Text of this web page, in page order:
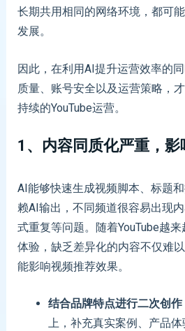
长期共用相同的网络环境，都可
发展。
因此，在利用AI提升运营效率的
质量、账号安全以及运营策略，
持续的YouTube运营。
1、内容同质化严重，
AI能够快速生成视频脚本、标题
赖AI输出，不同频道很容易出现
式重复等问题。随着YouTube越
体验，缺乏差异化的内容不仅难
能影响视频推荐效果。
结合品牌特点进行二次创作
上，补充真实案例、产品